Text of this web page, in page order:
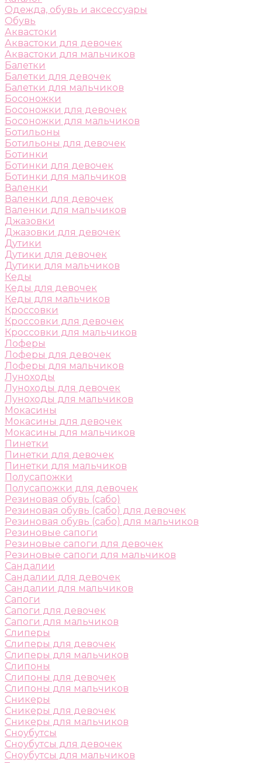
Одежда, обувь и аксессуары
Обувь
Аквастоки
Аквастоки для девочек
Аквастоки для мальчиков
Балетки
Балетки для девочек
Балетки для мальчиков
Босоножки
Босоножки для девочек
Босоножки для мальчиков
Ботильоны
Ботильоны для девочек
Ботинки
Ботинки для девочек
Ботинки для мальчиков
Валенки
Валенки для девочек
Валенки для мальчиков
Джазовки
Джазовки для девочек
Дутики
Дутики для девочек
Дутики для мальчиков
Кеды
Кеды для девочек
Кеды для мальчиков
Кроссовки
Кроссовки для девочек
Кроссовки для мальчиков
Лоферы
Лоферы для девочек
Лоферы для мальчиков
Луноходы
Луноходы для девочек
Луноходы для мальчиков
Мокасины
Мокасины для девочек
Мокасины для мальчиков
Пинетки
Пинетки для девочек
Пинетки для мальчиков
Полусапожки
Полусапожки для девочек
Резиновая обувь (сабо)
Резиновая обувь (сабо) для девочек
Резиновая обувь (сабо) для мальчиков
Резиновые сапоги
Резиновые сапоги для девочек
Резиновые сапоги для мальчиков
Сандалии
Сандалии для девочек
Сандалии для мальчиков
Сапоги
Сапоги для девочек
Сапоги для мальчиков
Слиперы
Слиперы для девочек
Слиперы для мальчиков
Слипоны
Слипоны для девочек
Слипоны для мальчиков
Сникеры
Сникеры для девочек
Сникеры для мальчиков
Сноубутсы
Сноубутсы для девочек
Сноубутсы для мальчиков